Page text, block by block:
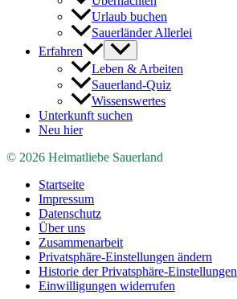
Urlaub buchen
Sauerländer Allerlei
Erfahren
Leben & Arbeiten
Sauerland-Quiz
Wissenswertes
Unterkunft suchen
Neu hier
© 2026 Heimatliebe Sauerland
Startseite
Impressum
Datenschutz
Über uns
Zusammenarbeit
Privatsphäre-Einstellungen ändern
Historie der Privatsphäre-Einstellungen
Einwilligungen widerrufen